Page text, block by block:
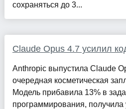
сохраняться до 3...
Claude Opus 4.7 усилил
Anthropic выпустила Claude
очередная косметическая
Модель прибавила 13% в
программирования, получила